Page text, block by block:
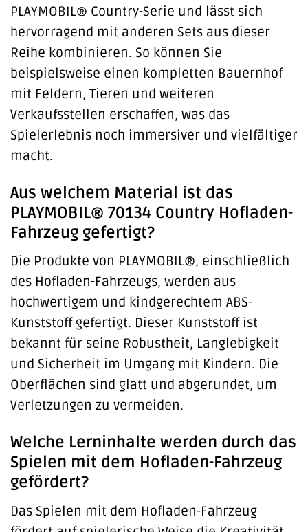
PLAYMOBIL® Country-Serie und lässt sich
hervorragend mit anderen Sets aus dieser
Reihe kombinieren. So können Sie
beispielsweise einen kompletten Bauernhof
mit Feldern, Tieren und weiteren
Verkaufsstellen erschaffen, was das
Spielerlebnis noch immersiver und vielfältiger
macht.
Aus welchem Material ist das
PLAYMOBIL® 70134 Country Hofladen-
Fahrzeug gefertigt?
Die Produkte von PLAYMOBIL®, einschließlich
des Hofladen-Fahrzeugs, werden aus
hochwertigem und kindgerechtem ABS-
Kunststoff gefertigt. Dieser Kunststoff ist
bekannt für seine Robustheit, Langlebigkeit
und Sicherheit im Umgang mit Kindern. Die
Oberflächen sind glatt und abgerundet, um
Verletzungen zu vermeiden.
Welche Lerninhalte werden durch das
Spielen mit dem Hofladen-Fahrzeug
gefördert?
Das Spielen mit dem Hofladen-Fahrzeug